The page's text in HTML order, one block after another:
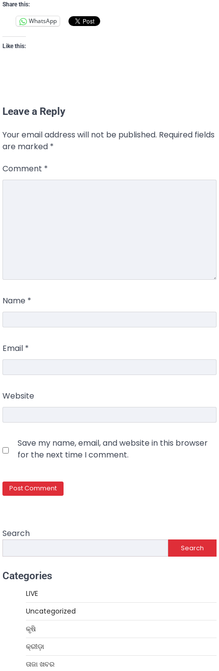
Share this:
WhatsApp
Like this:
Leave a Reply
Your email address will not be published. Required fields
are marked *
Comment *
Name *
Email *
Website
Save my name, email, and website in this browser
for the next time I comment.
Search
Search
Categories
LIVE
Uncategorized
କୃଷି
କ୍ରୀଡ଼ା
ତାଜା ଖବର